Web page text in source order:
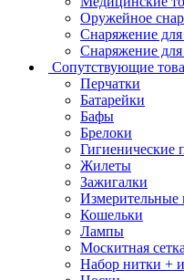
Оружейное
Снаряжение
Снаряжение для
Сопутствующие
Перчатки
Батарейки
Бафы
Брелоки
Гигиенические
Жилеты
Зажигалки
Измерительные
Кошельки
Лампы
Москитная сетка
Набор нитки +